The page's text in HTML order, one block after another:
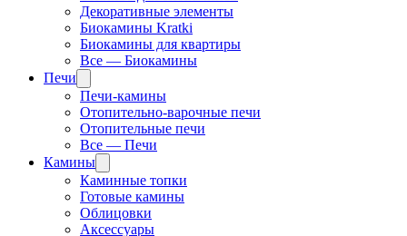
Декоративные элементы
Биокамины Kratki
Биокамины для квартиры
Все — Биокамины
Печи
Печи-камины
Отопительно-варочные печи
Отопительные печи
Все — Печи
Камины
Каминные топки
Готовые камины
Облицовки
Аксессуары